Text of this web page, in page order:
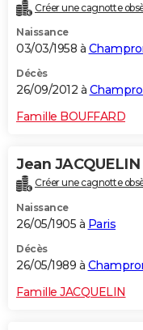
Créer une cagnotte
Naissance
03/03/1958 à
Décès
26/09/2012 à
Famille BOUFFARD
Jean JACQUELIN
Créer une cagnotte
Naissance
26/05/1905 à Paris
Décès
26/05/1989 à
Famille JACQUELIN